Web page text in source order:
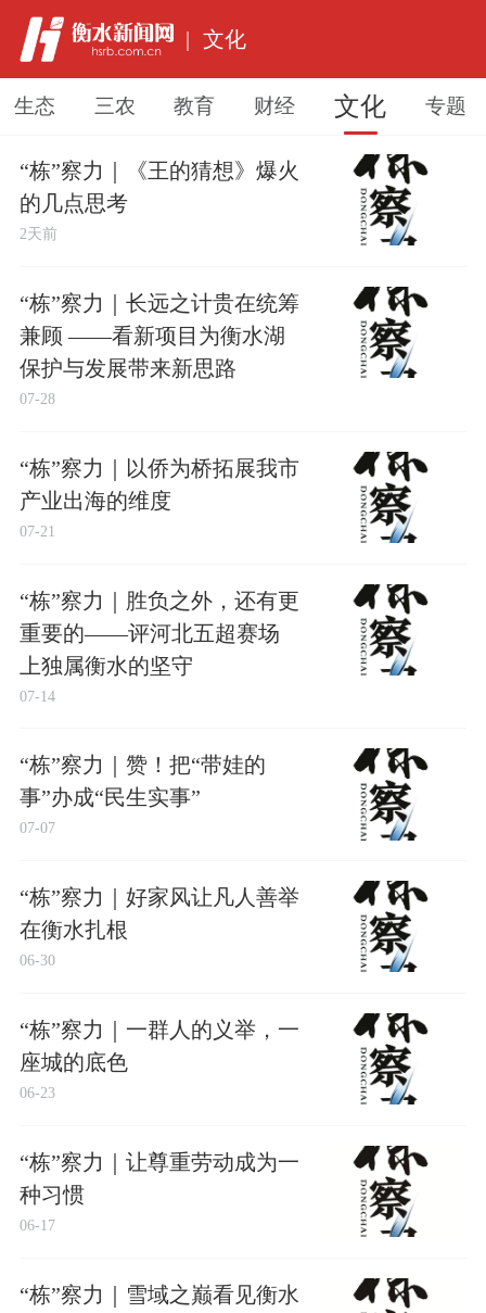
| 文化
生态 三农 教育 财经 文化 专题
“栋”察力｜《王的猜想》爆火
的几点思考
2天前
“栋”察力｜长远之计贵在统筹
兼顾 ——看新项目为衡水湖
保护与发展带来新思路
07-28
“栋”察力｜以侨为桥拓展我市
产业出海的维度
07-21
“栋”察力｜胜负之外，还有更
重要的——评河北五超赛场
上独属衡水的坚守
07-14
“栋”察力｜赞！把“带娃的
事”办成“民生实事”
07-07
“栋”察力｜好家风让凡人善举
在衡水扎根
06-30
“栋”察力｜一群人的义举，一
座城的底色
06-23
“栋”察力｜让尊重劳动成为一
种习惯
06-17
“栋”察力｜雪域之巅看见衡水